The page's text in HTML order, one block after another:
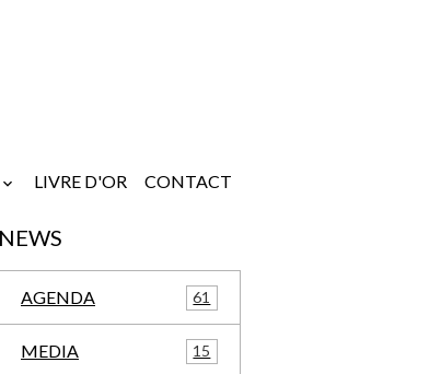
LIVRE D'OR CONTACT
NEWS
AGENDA 61
MEDIA 15